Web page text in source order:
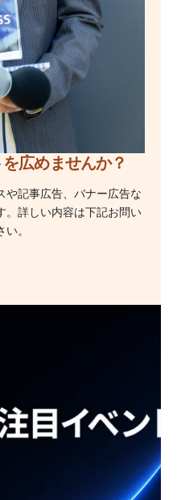
広めませんか？
記事広告、バナー広告な
。詳しい内容は下記お問い
。